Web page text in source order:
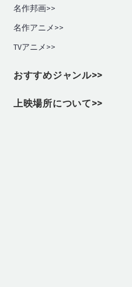
名作邦画>>
名作アニメ>>
TVアニメ>>
おすすめジャンル>>
上映場所について>>